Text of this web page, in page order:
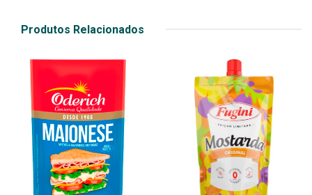
Produtos Relacionados